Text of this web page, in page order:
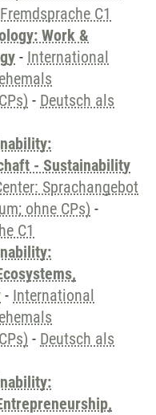
C1
Work &
- International
- Deutsch als
- Sustainability
Sprachangebot
ohne CPs) -
C1
- International
- Deutsch als